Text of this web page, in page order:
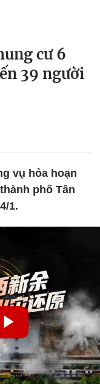
cư 6
39 người
vụ hỏa hoạn
phố Tân
1.